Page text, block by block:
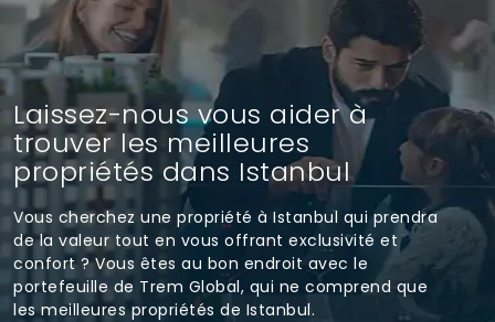
Laissez-nous vous aider à
trouver les meilleures
propriétés dans Istanbul
Vous cherchez une propriété à Istanbul qui prendra
de la valeur tout en vous offrant exclusivité et
confort ? Vous êtes au bon endroit avec le
portefeuille de Trem Global, qui ne comprend que
les meilleures propriétés de Istanbul.